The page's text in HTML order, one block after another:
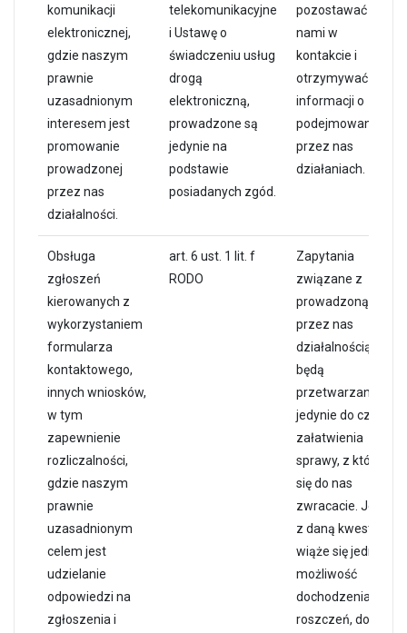
komunikacji
elektronicznej,
gdzie naszym
prawnie
uzasadnionym
interesem jest
promowanie
prowadzonej
przez nas
działalności.
telekomunikacyjne
i Ustawę o
świadczeniu usług
drogą
elektroniczną,
prowadzone są
jedynie na
podstawie
posiadanych zgód.
pozostawać z
nami w
kontakcie i
otrzymywać
informacji o
podejmowanych
przez nas
działaniach.
Obsługa
zgłoszeń
kierowanych z
wykorzystaniem
formularza
kontaktowego,
innych wniosków,
w tym
zapewnienie
rozliczalności,
gdzie naszym
prawnie
uzasadnionym
celem jest
udzielanie
odpowiedzi na
zgłoszenia i
art. 6 ust. 1 lit. f
RODO
Zapytania
związane z
prowadzoną
przez nas
działalnością
będą
przetwarzane
jedynie do czasu
załatwienia
sprawy, z którą
się do nas
zwracacie. Jeżeli
z daną kwestią
wiąże się jednak
możliwość
dochodzenia
roszczeń, do